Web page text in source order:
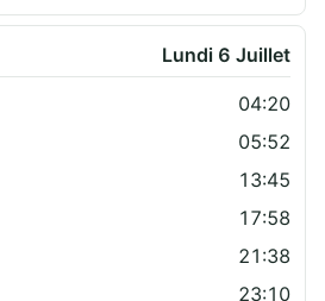
Lundi 6 Juillet
04:20
05:52
13:45
17:58
21:38
23:10